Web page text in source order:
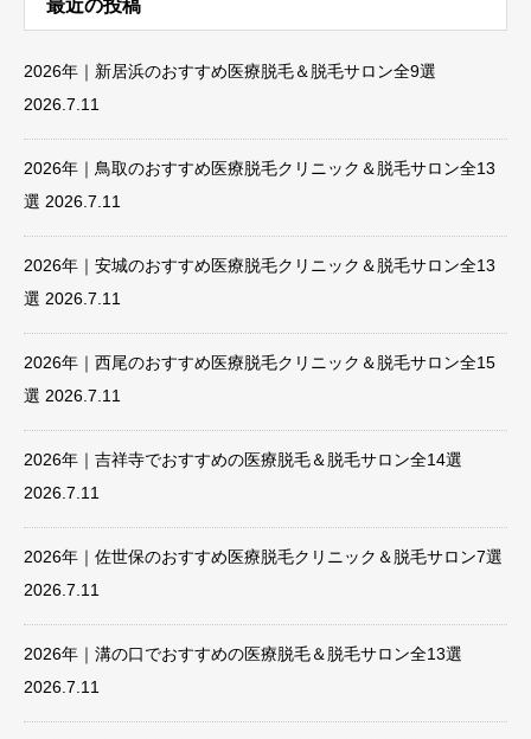
最近の投稿
2026年｜新居浜のおすすめ医療脱毛＆脱毛サロン全9選
2026.7.11
2026年｜鳥取のおすすめ医療脱毛クリニック＆脱毛サロン全13
選 2026.7.11
2026年｜安城のおすすめ医療脱毛クリニック＆脱毛サロン全13
選 2026.7.11
2026年｜西尾のおすすめ医療脱毛クリニック＆脱毛サロン全15
選 2026.7.11
2026年｜吉祥寺でおすすめの医療脱毛＆脱毛サロン全14選
2026.7.11
2026年｜佐世保のおすすめ医療脱毛クリニック＆脱毛サロン7選
2026.7.11
2026年｜溝の口でおすすめの医療脱毛＆脱毛サロン全13選
2026.7.11